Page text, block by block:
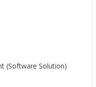
(Software Solution)